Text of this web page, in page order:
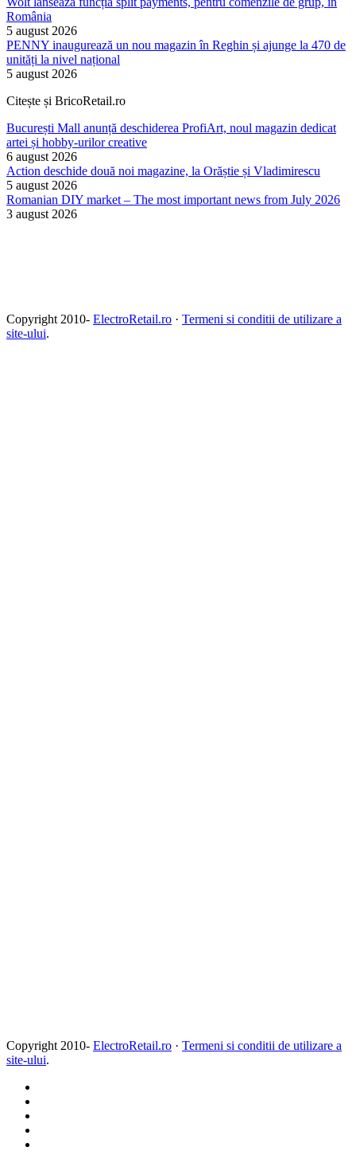
România
5 august 2026
PENNY inaugurează un nou magazin în Reghin și ajunge la 470 de
unități la nivel național
5 august 2026
Citește și BricoRetail.ro
București Mall anunță deschiderea ProfiArt, noul magazin dedicat
artei și hobby-urilor creative
6 august 2026
Action deschide două noi magazine, la Orăștie și Vladimirescu
5 august 2026
Romanian DIY market – The most important news from July 2026
3 august 2026
Copyright 2010- ElectroRetail.ro · Termeni si conditii de utilizare a
site-ului.
Copyright 2010- ElectroRetail.ro · Termeni si conditii de utilizare a
site-ului.